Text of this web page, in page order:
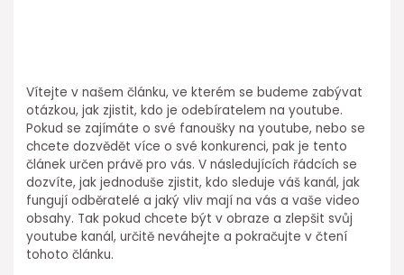
Vítejte v našem článku, ve kterém se budeme zabývat
otázkou, jak zjistit, kdo je odebíratelem na youtube.
Pokud se zajímáte o své fanoušky na youtube, nebo se
chcete dozvědět více o své konkurenci, pak je tento
článek určen právě pro vás. V následujících řádcích se
dozvíte, jak jednoduše zjistit, kdo sleduje váš kanál, jak
fungují odběratelé a jaký vliv mají na vás a vaše video
obsahy. Tak pokud chcete být v obraze a zlepšit svůj
youtube kanál, určitě neváhejte a pokračujte v čtení
tohoto článku.